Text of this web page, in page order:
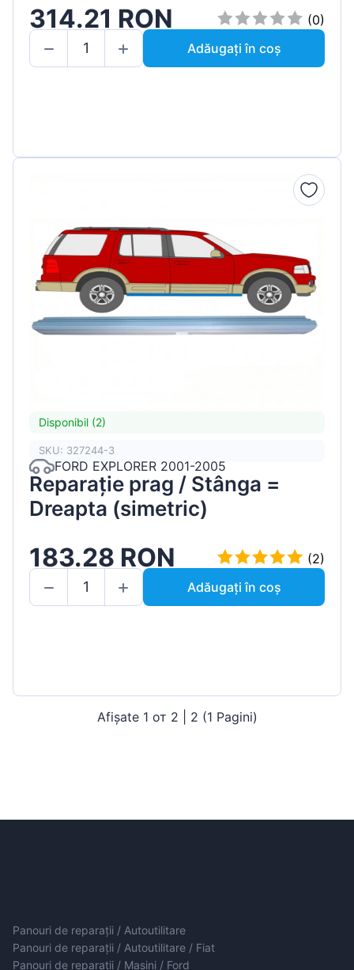
314.21 RON
(0)
Adăugați în coș
Disponibil (2)
SKU: 327244-3
FORD EXPLORER 2001-2005
Reparație prag / Stânga =
Dreapta (simetric)
183.28 RON
(2)
Adăugați în coș
Afișate 1 от 2 | 2 (1 Pagini)
Panouri de reparații / Autoutilitare
Panouri de reparații / Autoutilitare / Fiat
Panouri de reparații / Mașini / Ford